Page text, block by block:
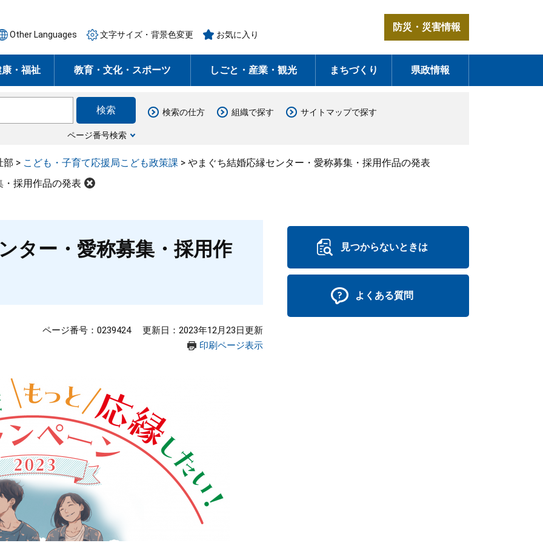
Other Languages 文字サイズ・背景色変更 お気に入り
防災・災害情報
・福祉 教育・文化・スポーツ しごと・産業・観光 まちづくり 県政情報
ページ番号検索
検索の仕方 組織で探す サイトマップで探す
部 > こども・子育て応援局こども政策課 > やまぐち結婚応縁センター・愛称募集・採用作品の発表
採用作品の発表
ター・愛称募集・採用作
ページ番号：0239424
更新日：2023年12月23日更新
印刷ページ表示
見つからないときは
よくある質問